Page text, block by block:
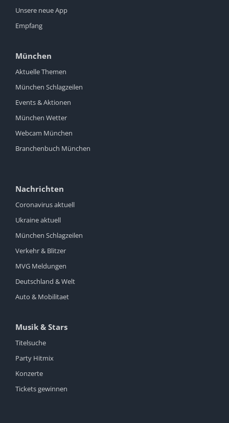
Unsere neue App
Empfang
München
Aktuelle Themen
München Schlagzeilen
Events & Aktionen
München Wetter
Webcam München
Branchenbuch München
Nachrichten
Coronavirus aktuell
Ukraine aktuell
München Schlagzeilen
Verkehr & Blitzer
MVG Meldungen
Deutschland & Welt
Auto & Mobilitaet
Musik & Stars
Titelsuche
Party Hitmix
Konzerte
Tickets gewinnen